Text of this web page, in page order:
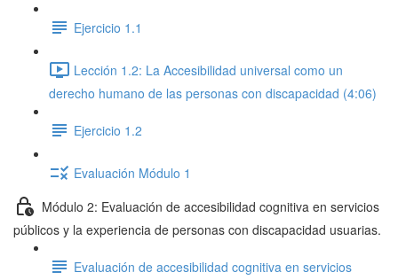
Ejercicio 1.1
Lección 1.2: La Accesibilidad universal como un
derecho humano de las personas con discapacidad (4:06)
Ejercicio 1.2
Evaluación Módulo 1
Módulo 2: Evaluación de accesibilidad cognitiva en servicios
públicos y la experiencia de personas con discapacidad usuarias.
Evaluación de accesibilidad cognitiva en servicios